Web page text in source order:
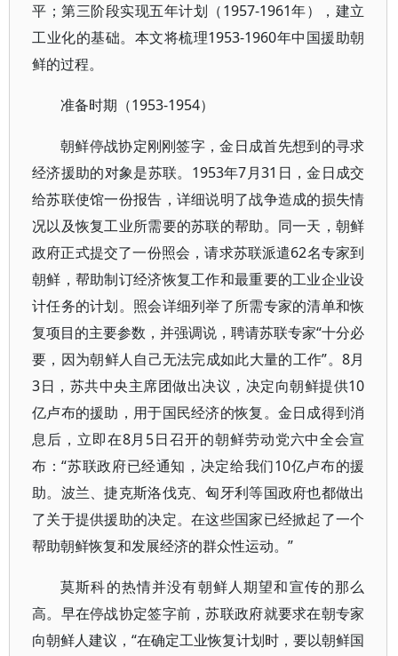
平；第三阶段实现五年计划（1957-1961年），建立
工业化的基础。本文将梳理1953-1960年中国援助朝
鲜的过程。
准备时期（1953-1954）
朝鲜停战协定刚刚签字，金日成首先想到的寻求
经济援助的对象是苏联。1953年7月31日，金日成交
给苏联使馆一份报告，详细说明了战争造成的损失情
况以及恢复工业所需要的苏联的帮助。同一天，朝鲜
政府正式提交了一份照会，请求苏联派遣62名专家到
朝鲜，帮助制订经济恢复工作和最重要的工业企业设
计任务的计划。照会详细列举了所需专家的清单和恢
复项目的主要参数，并强调说，聘请苏联专家“十分必
要，因为朝鲜人自己无法完成如此大量的工作”。8月
3日，苏共中央主席团做出决议，决定向朝鲜提供10
亿卢布的援助，用于国民经济的恢复。金日成得到消
息后，立即在8月5日召开的朝鲜劳动党六中全会宣
布：“苏联政府已经通知，决定给我们10亿卢布的援
助。波兰、捷克斯洛伐克、匈牙利等国政府也都做出
了关于提供援助的决定。在这些国家已经掀起了一个
帮助朝鲜恢复和发展经济的群众性运动。”
莫斯科的热情并没有朝鲜人期望和宣传的那么
高。早在停战协定签字前，苏联政府就要求在朝专家
向朝鲜人建议，“在确定工业恢复计划时，要以朝鲜国